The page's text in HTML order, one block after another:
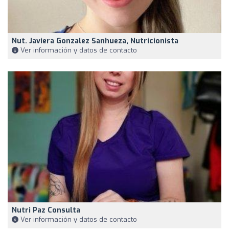
Nut. Javiera Gonzalez Sanhueza, Nutricionista
Ver información y datos de contacto
Nutri Paz Consulta
Ver información y datos de contacto